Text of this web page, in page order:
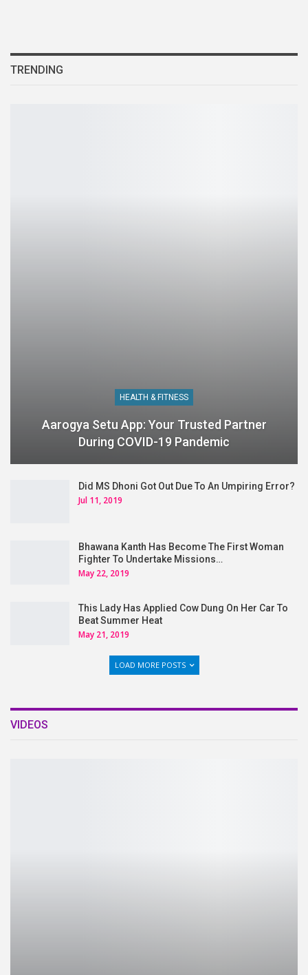
TRENDING
HEALTH & FITNESS
Aarogya Setu App: Your Trusted Partner
During COVID-19 Pandemic
Did MS Dhoni Got Out Due To An Umpiring Error?
Jul 11, 2019
Bhawana Kanth Has Become The First Woman
Fighter To Undertake Missions…
May 22, 2019
This Lady Has Applied Cow Dung On Her Car To
Beat Summer Heat
May 21, 2019
LOAD MORE POSTS
VIDEOS